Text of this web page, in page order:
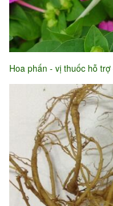
Hoa phấn - vị thuốc hỗ